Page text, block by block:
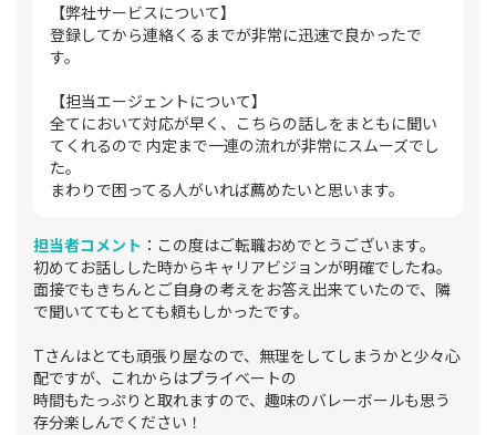
【弊社サービスについて】
登録してから連絡くるまでが非常に迅速で良かったで
す。
【担当エージェントについて】
全てにおいて対応が早く、こちらの話しをまともに聞い
てくれるので 内定まで一連の流れが非常にスムーズでし
た。
まわりで困ってる人がいれば薦めたいと思います。
担当者コメント ：この度はご転職おめでとうございます。
初めてお話しした時からキャリアビジョンが明確でしたね。
面接でもきちんとご自身の考えをお答え出来ていたので、隣
で聞いててもとても頼もしかったです。
Tさんはとても頑張り屋なので、無理をしてしまうかと少々心
配ですが、これからはプライベートの
時間もたっぷりと取れますので、趣味のバレーボールも思う
存分楽しんでください！